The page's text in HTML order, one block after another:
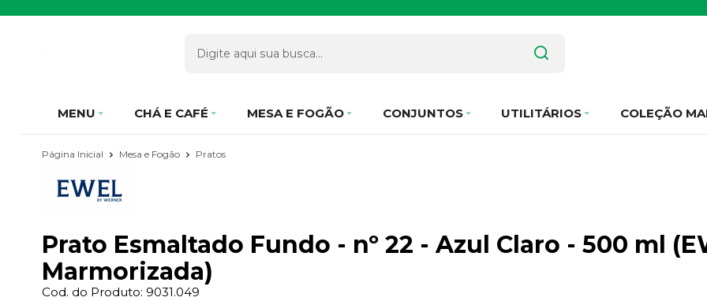
MENU CHÁ E CAFÉ MESA E FOGÃO CONJUNTOS UTILITÁRIOS COLEÇÃO
Página Inicial Mesa e Fogão Pratos
Prato Esmaltado Fundo - nº 22 - Azul Claro - 500 ml
Marmorizada)
Cod. do Produto: 9031.049